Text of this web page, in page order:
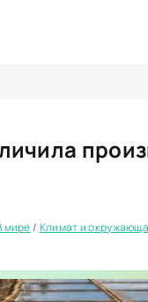
мире/ Климат и